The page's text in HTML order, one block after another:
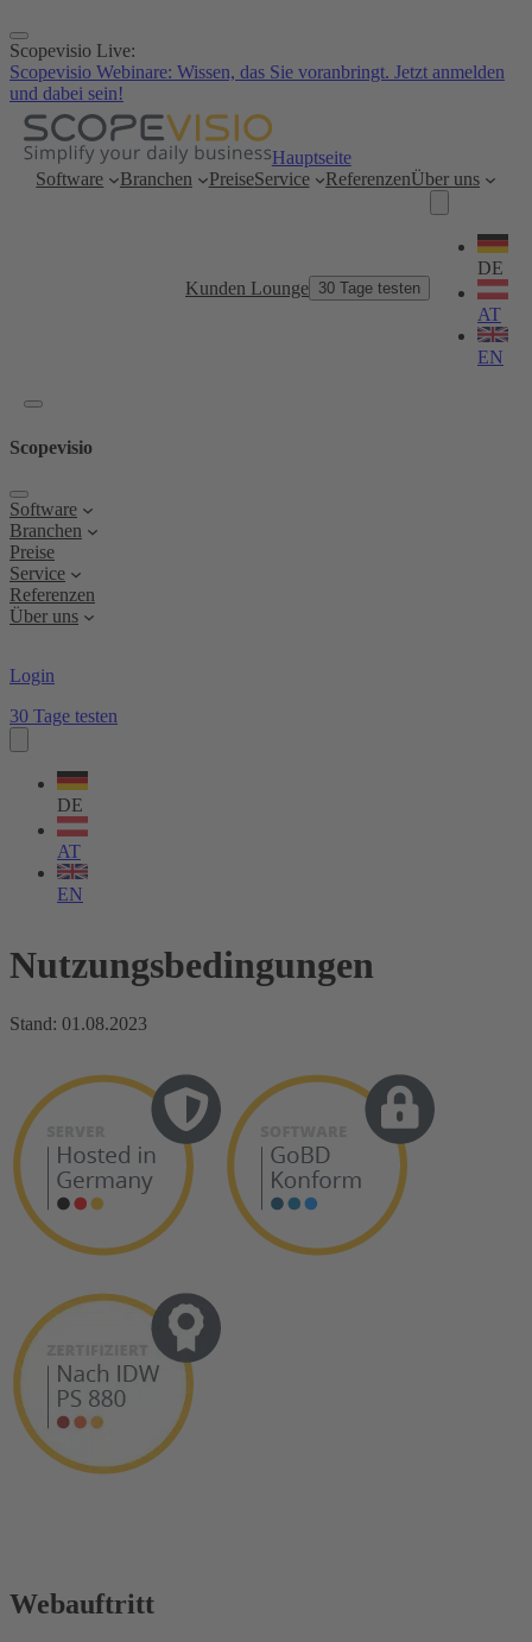
Zum
Inhalt
springen
Scopevisio Live:
Scopevisio Webinare: Wissen, das Sie voranbringt. Jetzt anmelden
und dabei sein!
Hauptseite
Software
Branchen PreiseService ReferenzenÜber uns
Kunden Lounge 30 Tage testen
Sprache
wählen
DE
AT
EN
Scopevisio
Software
Branchen
Preise
Service
Referenzen
Über uns
Login
30 Tage testen
Sprache
wählen
DE
AT
EN
Nutzungsbedingungen
Stand: 01.08.2023
Webauftritt